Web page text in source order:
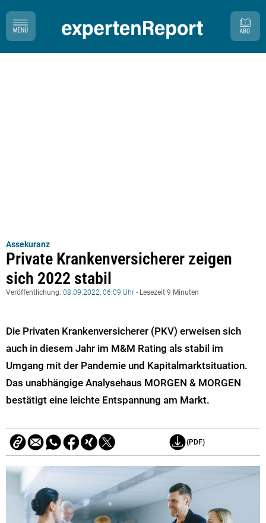
Assekuranz
Private Krankenversicherer zeigen
sich 2022 stabil
Veröffentlichung: 08.09.2022, 06:09 Uhr - Lesezeit 9 Minuten
Die Privaten Krankenversicherer (PKV) erweisen sich
auch in diesem Jahr im M&M Rating als stabil im
Umgang mit der Pandemie und Kapitalmarktsituation.
Das unabhängige Analysehaus MORGEN & MORGEN
bestätigt eine leichte Entspannung am Markt.
(PDF)